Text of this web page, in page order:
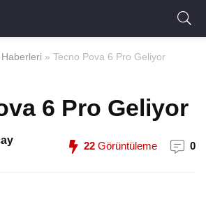
» Tecno Pova 6 Pro Geliyor
6 Pro Geliyor
22 Görüntüleme 0